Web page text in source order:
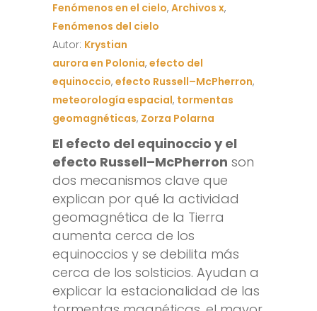
Fenómenos en el cielo, Archivos x,
Fenómenos del cielo
Autor: Krystian
aurora en Polonia, efecto del
equinoccio, efecto Russell–McPherron,
meteorología espacial, tormentas
geomagnéticas, Zorza Polarna
El efecto del equinoccio y el
efecto Russell–McPherron son
dos mecanismos clave que
explican por qué la actividad
geomagnética de la Tierra
aumenta cerca de los
equinoccios y se debilita más
cerca de los solsticios. Ayudan a
explicar la estacionalidad de las